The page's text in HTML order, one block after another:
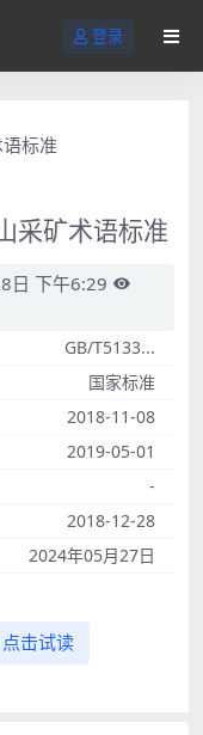
登录
采矿术语标准
日 下午6:29
GB/T5133...
国家标准
2018-11-08
2019-05-01
-
2018-12-28
2024年05月27日
点击试读